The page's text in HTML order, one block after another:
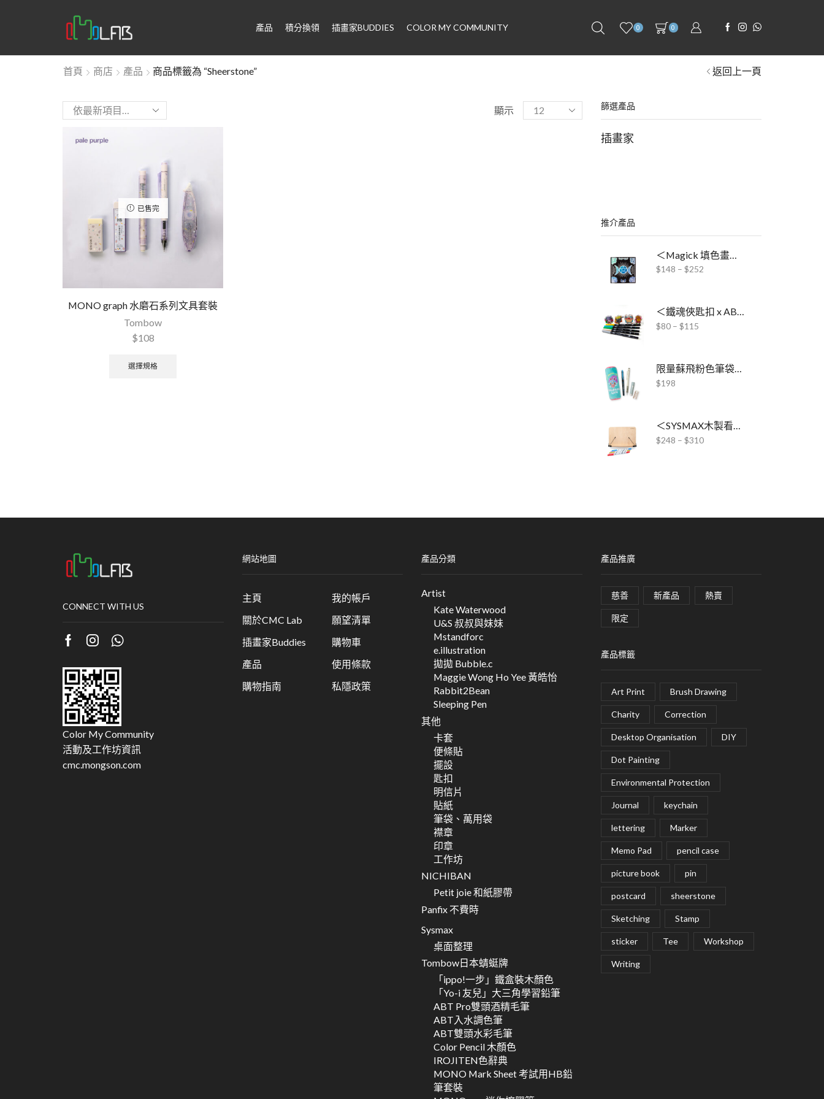
產品 積分換領 插畫家BUDDIES COLOR MY COMMUNITY 0 0
首頁 商店 產品 商品標籤為 “sheerstone” 返回上一頁
顯示
已售完
MONO graph 水磨石系列文具套裝
Tombow
$108
選擇規格
篩選產品
插畫家
推介產品
＜Magick 填色畫冊 x ABT Pro酒精毛筆＞聯乘套裝
$148 – $252
＜鐵魂俠匙扣 x ABT雙頭水彩毛筆＞聯乘套裝
$80 – $115
限量蘇飛粉色筆袋文具套裝
$198
＜SYSMAX木製看書架 x ABT Pro酒精毛筆＞套裝
$248 – $310
CONNECT WITH US
Color My Community
活動及工作坊資訊
cmc.mongson.com
網站地圖
主頁
關於CMC Lab
插畫家Buddies
產品
購物指南
我的帳戶
願望清單
購物車
使用條款
私隱政策
產品分類
Artist
Kate Waterwood
U&S 叔叔與妹妹
Mstandforc
e.illustration
拋拋 Bubble.c
Maggie Wong Ho Yee 黃皓怡
Rabbit2Bean
Sleeping Pen
其他
卡套
便條貼
擺設
匙扣
明信片
貼紙
筆袋、萬用袋
襟章
印章
工作坊
NICHIBAN
Petit joie 和紙膠帶
Panfix 不費時
Sysmax
桌面整理
Tombow日本蜻蜓牌
「ippo!一步」鐵盒裝木顏色
「Yo-i 友兒」大三角學習鉛筆
ABT Pro雙頭酒精毛筆
ABT入水調色筆
ABT雙頭水彩毛筆
Color Pencil 木顏色
IROJITEN色辭典
MONO Mark Sheet 考試用HB鉛
筆套裝
產品推廣
慈善 新產品 熱賣
限定
產品標籤
Art Print Brush Drawing
Charity Correction
Desktop Organisation DIY
Dot Painting
Environmental Protection
Journal keychain
lettering Marker
Memo Pad pencil case
picture book pin
postcard sheerstone
Sketching Stamp
sticker Tee Workshop
Writing